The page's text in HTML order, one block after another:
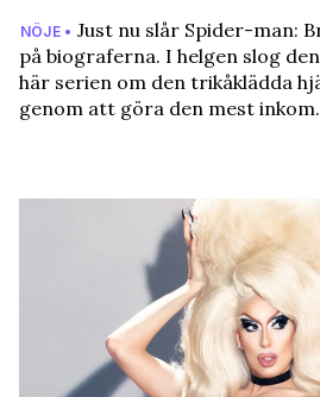
NÖJE • Just nu slår Spider-man:
på biograferna. I helgen slog
här serien om den trikåklädda
genom att göra den mest